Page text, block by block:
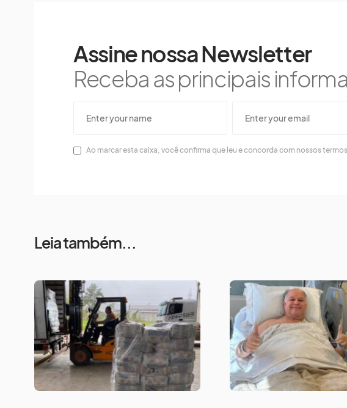
Assine nossa Newsletter
Receba as principais
Ao marcar esta caixa, você confirma que leu e concorda com nossos termos
Leia também...